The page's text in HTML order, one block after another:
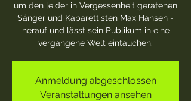
um den leider in Vergessenheit geratenen
Sänger und Kabarettisten Max Hansen -
herauf und lässt sein Publikum in eine
vergangene Welt eintauchen.
Anmeldung abgeschlossen
Veranstaltungen ansehen